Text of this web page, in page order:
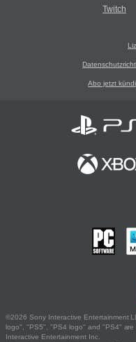
Twitch
Abo jetzt
©2026 Sony Interactive Entertainment
logo", "PS5", "PS4 logo" and "PS4" are
Interactive Entertainment Inc.